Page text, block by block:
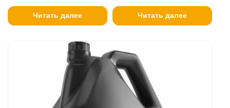
Читать далее Читать далее